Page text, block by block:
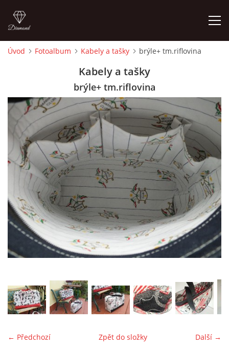
CEDULKY
MOJE POSLEDNÍ PRÁCE
jk-laguna@seznam.cz
Úvod Fotoalbum Kabely a tašky brýle+ tm.riflovina
Kabely a tašky
brýle+ tm.riflovina
← Předchozí Další →
Zpět do složky